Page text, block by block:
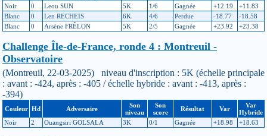
Noir
0 Leou SUN 5K 1/6 Gagnée +12.19
+11.83
Blanc
0 Len RECHEIS 6K 4/6 Perdue -18.77
-18.58
Blanc
0 Arsène FRÊLON 5K 2/5 Gagnée +23.92 +23.38
Challenge Île-de-France, ronde 4 : Montreuil -
Observatoire
(Montreuil, 22-03-2025) niveau d'inscription : 5K (échelle principale
: avant : -424, après : -405 / échelle hybride : avant : -413, après :
-394)
Couleur Hd Adversaire
Son
niveau
Son
score
Résultat Var
Var
Hybride
Noir
2 Ouangsiri GOLSALA 3K 0/1 Gagnée +18.98 +18.63